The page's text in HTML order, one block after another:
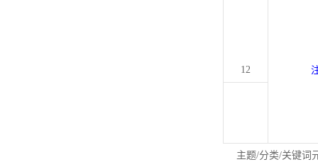
12
主题/分类/关键词